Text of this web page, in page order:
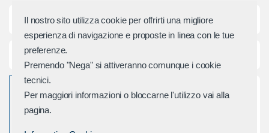
M
Categorie principali
Assistenza e Contatti
Il nostro sito utilizza cookie per offrirti una migliore
esperienza di navigazione e proposte in linea con le tue
preferenze.
Premendo "Nega" si attiveranno comunque i cookie
tecnici.
Per maggiori informazioni o bloccarne l'utilizzo vai alla
pagina.